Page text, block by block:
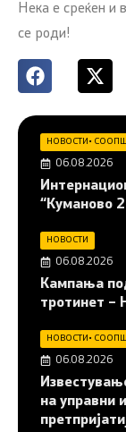
Нека е среќен и
се роди!
НОВОСТИ•
06.08.2026
“Куманово
НОВОСТИ
06.08.2026
Кампања
тротинет –
НОВОСТИ•
06.08.2026
на управни